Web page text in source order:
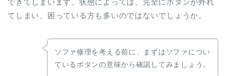
できてしまいます。状態によっては、完全にボタンが外れ
てしまい、困っている方も多いのではないでしょうか。
ソファ修理を考える前に、まずはソファについ
ているボタンの意味から確認してみましょう。